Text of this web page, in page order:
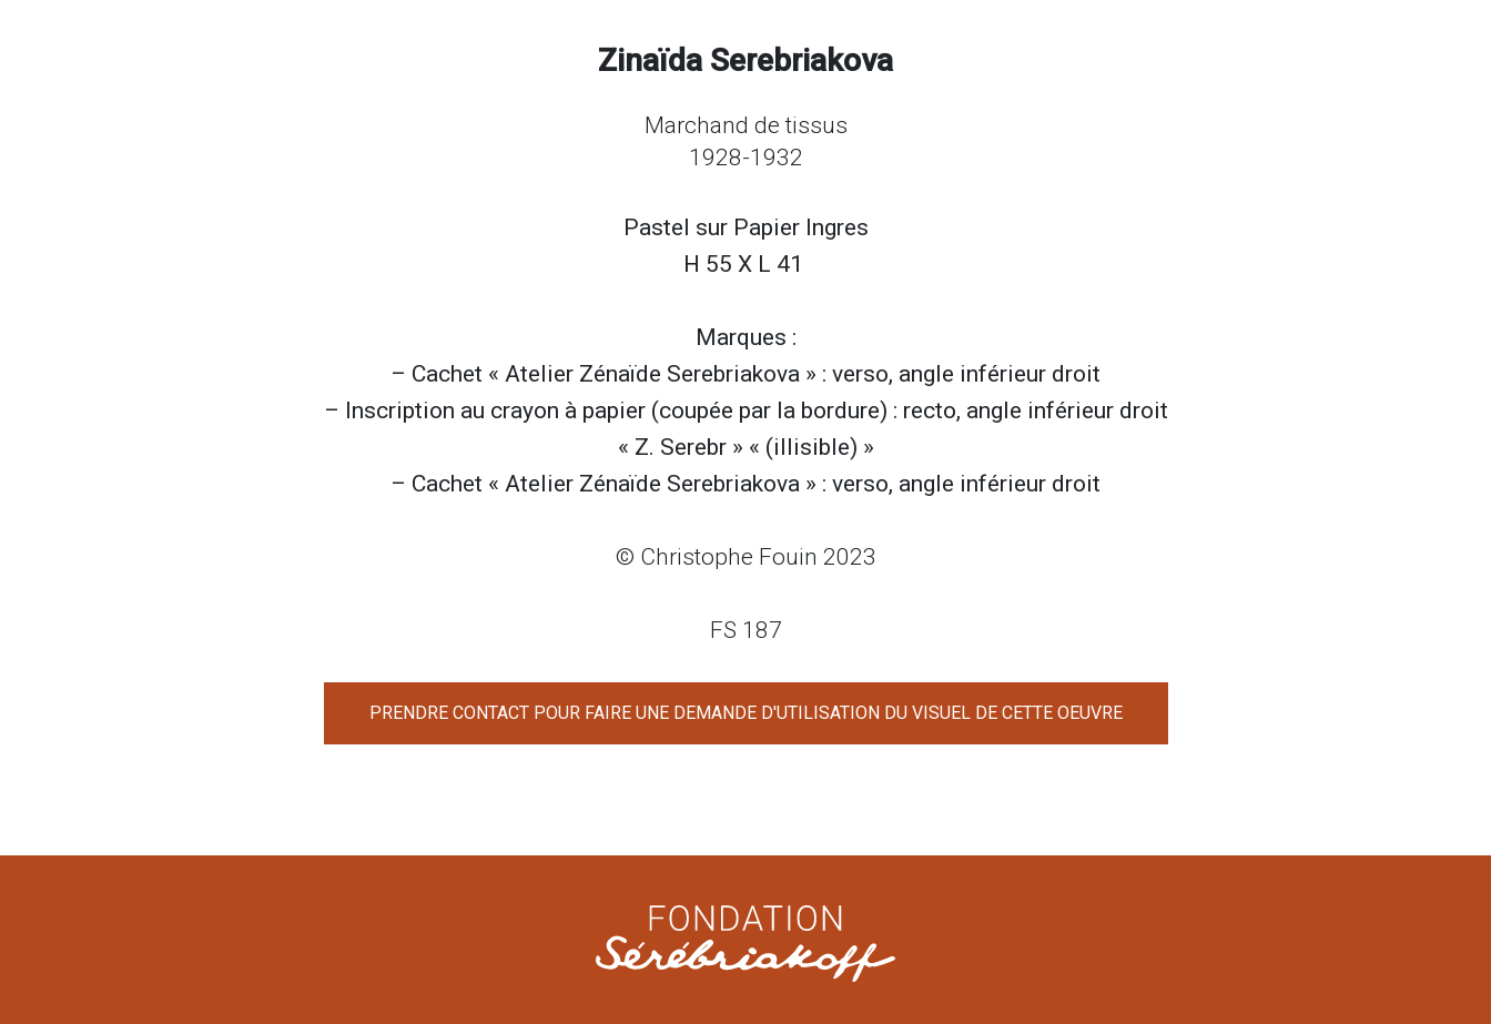
Zinaïda Serebriakova
Marchand de tissus
1928-1932
Pastel sur Papier Ingres
H 55 X L 41
Marques :
– Cachet « Atelier Zénaïde Serebriakova » : verso, angle inférieur droit
– Inscription au crayon à papier (coupée par la bordure) : recto, angle inférieur droit
« Z. Serebr » « (illisible) »
– Cachet « Atelier Zénaïde Serebriakova » : verso, angle inférieur droit
© Christophe Fouin 2023
FS 187
PRENDRE CONTACT POUR FAIRE UNE DEMANDE D'UTILISATION DU VISUEL DE CETTE OEUVRE